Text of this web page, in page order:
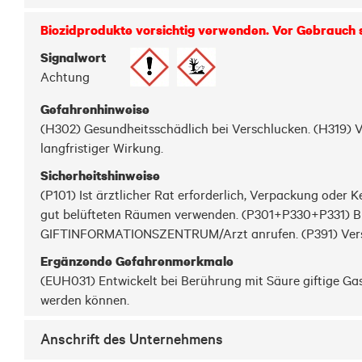
Biozidprodukte vorsichtig verwenden. Vor
Signalwort
Achtung
Gefahrenhinweise
(H302) Gesundheitsschädlich bei Verschlucken.
langfristiger Wirkung.
Sicherheitshinweise
(P101) Ist ärztlicher Rat erforderlich, Verpackung oder
gut belüfteten Räumen verwenden. (P301+P330+P331)
GIFTINFORMATIONSZENTRUM/Arzt anrufen. (P391)
Ergänzende Gefahrenmerkmale
(EUH031) Entwickelt bei Berührung mit Säure giftige
werden können.
Anschrift des Unternehmens